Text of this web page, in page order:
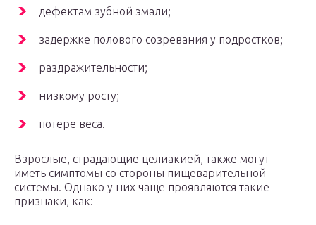
дефектам зубной эмали;
задержке полового созревания у подростков;
раздражительности;
низкому росту;
потере веса.
Взрослые, страдающие целиакией, также могут
иметь симптомы со стороны пищеварительной
системы. Однако у них чаще проявляются такие
признаки, как: